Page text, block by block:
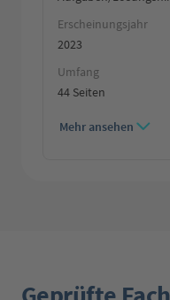
Erscheinungsjahr
2023
Umfang
44 Seiten
Mehr ansehen